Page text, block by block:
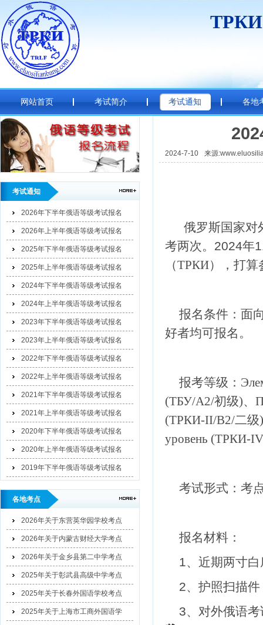
网站首页 考试简介 考试通知 各地
考试通知
2026年下半年俄语等级考试报名
2026年上半年俄语等级考试报名
2025年下半年俄语等级考试报名
2025年上半年俄语等级考试报名
2024年下半年俄语等级考试报名
2024年上半年俄语等级考试报名
2023年下半年俄语等级考试报名
2023年上半年俄语等级考试报名
2022年下半年俄语等级考试报名
2022年上半年俄语等级考试报名
2021年下半年俄语等级考试报名
2021年上半年俄语等级考试报名
2020年下半年俄语等级考试报名
2020年上半年俄语等级考试报名
2019年下半年俄语等级考试报名
各地考点
2026年关于东营英华园学校考点
2026年关于内蒙古财经大学考点
2026年关于金乡县第二中学考点
2025年关于彰武县高级中学考点
2025年关于长春外国语学校考点
2025年关于上海市工商外国语学
2024-7-10 来源
俄罗斯国家对
考两次。 2024年
（ТРКИ）， 打算
报名条件：面
好者均可报名。
报考等级 ：
(ТБУ/A2/初级)、
(ТРКИ-II/B2/二级)
уровень (TРКИ-
考试形式：考
报名材料：
1、近期两寸
2、护照扫描
3、对外俄语